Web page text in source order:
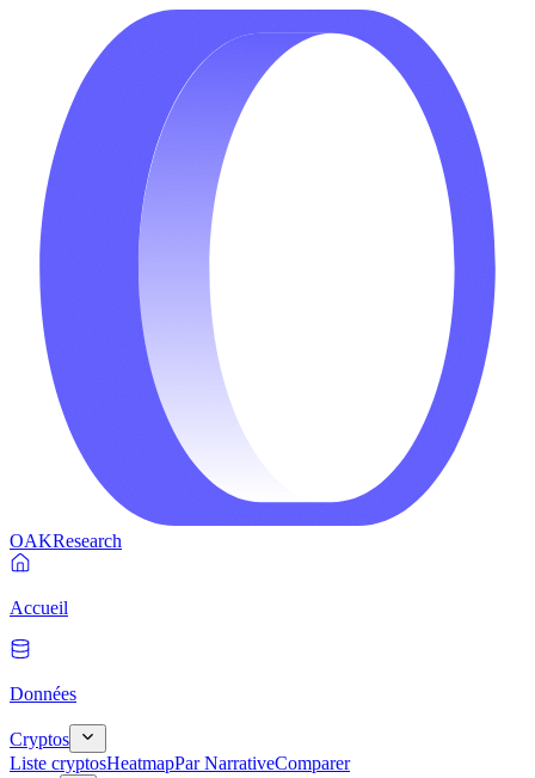
OAKResearch
Accueil
Données
Cryptos
Liste cryptosHeatmapPar NarrativeComparer